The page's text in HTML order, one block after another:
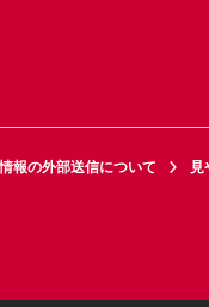
報の外部送信について
見